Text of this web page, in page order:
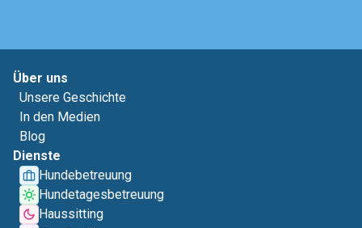
Über uns
Unsere Geschichte
In den Medien
Blog
Dienste
Hundebetreuung
Hundetagesbetreuung
Haussitting